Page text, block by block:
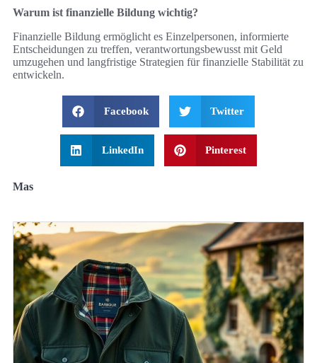
Warum ist finanzielle Bildung wichtig?
Finanzielle Bildung ermöglicht es Einzelpersonen, informierte
Entscheidungen zu treffen, verantwortungsbewusst mit Geld
umzugehen und langfristige Strategien für finanzielle Stabilität zu
entwickeln.
Facebook Twitter
LinkedIn Pinterest
Mas